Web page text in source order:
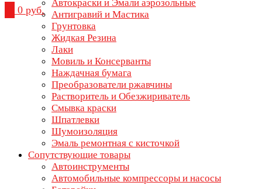
Автокраски и Эмали аэрозольные
Антигравий и Мастика
Грунтовка
Жидкая Резина
Лаки
Мовиль и Консерванты
Наждачная бумага
Преобразователи ржавчины
Растворитель и Обезжириватель
Смывка краски
Шпатлевки
Шумоизоляция
Эмаль ремонтная с кисточкой
Сопутствующие товары
Автоинструменты
Автомобильные компрессоры и насосы
0 руб.